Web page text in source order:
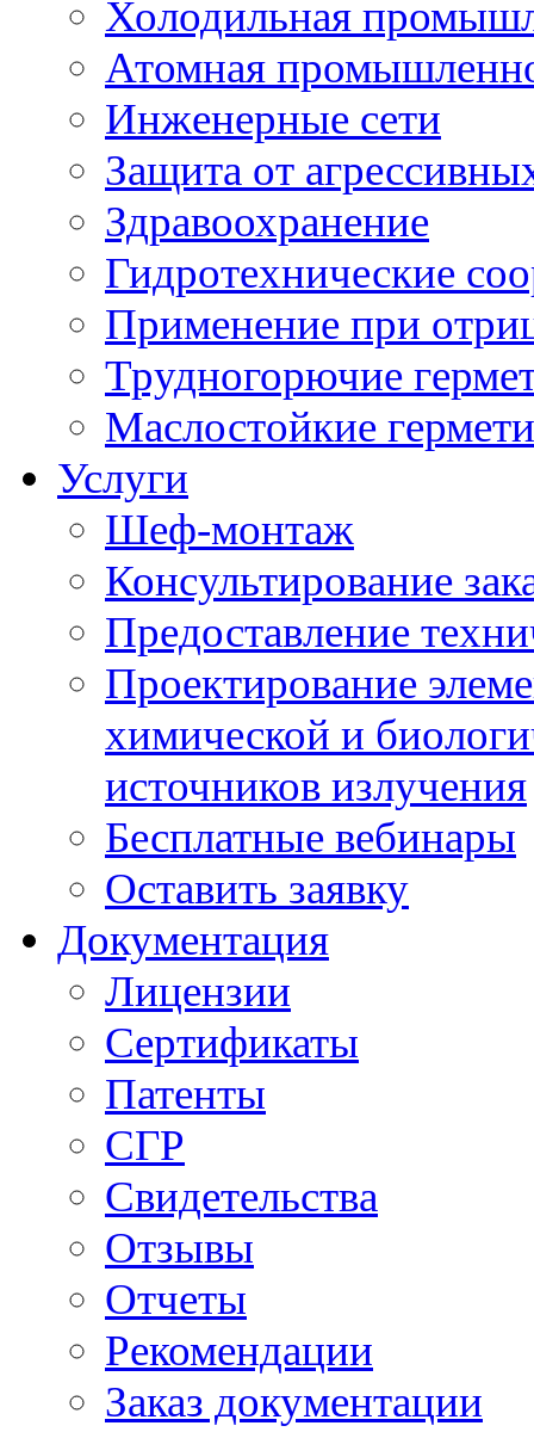
Холодильная
Атомная
Инженерные сети
Защита от
Здравоохранение
Гидротехнические
Применение при
Трудногорючие
Маслостойкие
Услуги
Шеф-монтаж
Консультирование
Предоставление
Проектирование
химической и
источников излучения
Бесплатные вебинары
Оставить заявку
Документация
Лицензии
Сертификаты
Патенты
СГР
Свидетельства
Отзывы
Отчеты
Рекомендации
Заказ документации